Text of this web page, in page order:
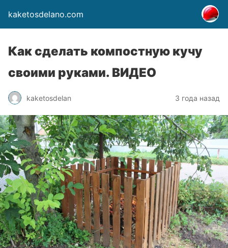
kaketosdelano.com
Как сделать компостную кучу
своими руками. ВИДЕО
kaketosdelan 3 года назад